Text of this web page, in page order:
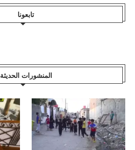
تابعونا
المنشورات الحديثة